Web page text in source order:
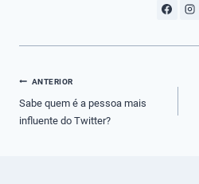
Navegação
de
Post
ANTERIOR
Sabe quem é a pessoa mais
influente do Twitter?